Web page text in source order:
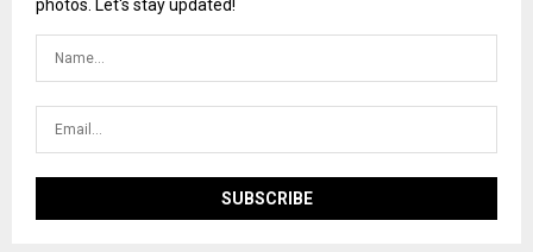
photos. Let's stay updated!